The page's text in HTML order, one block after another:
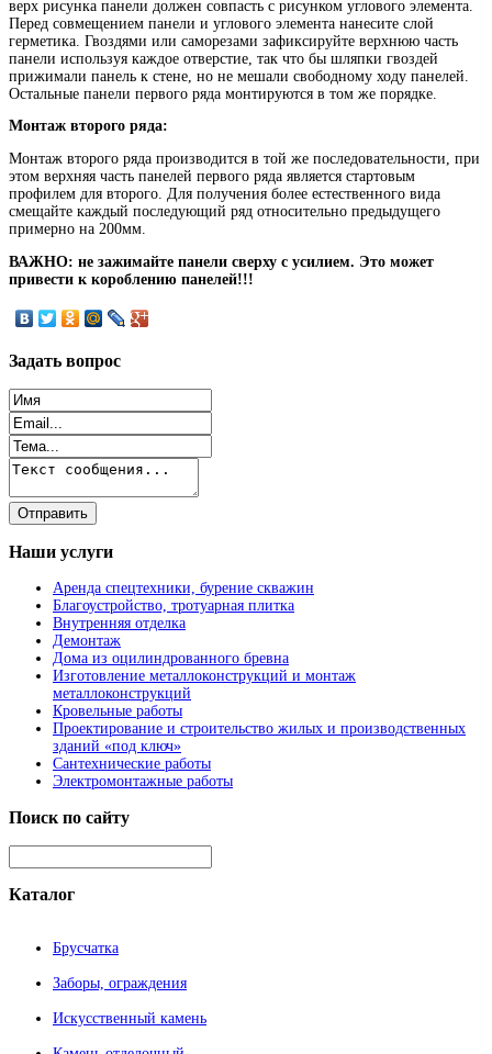
верх рисунка панели должен совпасть с рисунком углового элемента.
Перед совмещением панели и углового элемента нанесите слой
герметика. Гвоздями или саморезами зафиксируйте верхнюю часть
панели используя каждое отверстие, так что бы шляпки гвоздей
прижимали панель к стене, но не мешали свободному ходу панелей.
Остальные панели первого ряда монтируются в том же порядке.
Монтаж второго ряда:
Монтаж второго ряда производится в той же последовательности, при
этом верхняя часть панелей первого ряда является стартовым
профилем для второго. Для получения более естественного вида
смещайте каждый последующий ряд относительно предыдущего
примерно на 200мм.
ВАЖНО: не зажимайте панели сверху с усилием. Это может
привести к короблению панелей!!!
Задать вопрос
Наши услуги
Аренда спецтехники, бурение скважин
Благоустройство, тротуарная плитка
Внутренняя отделка
Демонтаж
Дома из оцилиндрованного бревна
Изготовление металлоконструкций и монтаж
металлоконструкций
Кровельные работы
Проектирование и строительство жилых и производственных
зданий «под ключ»
Сантехнические работы
Электромонтажные работы
Поиск по сайту
Каталог
Брусчатка
Заборы, ограждения
Искусственный камень